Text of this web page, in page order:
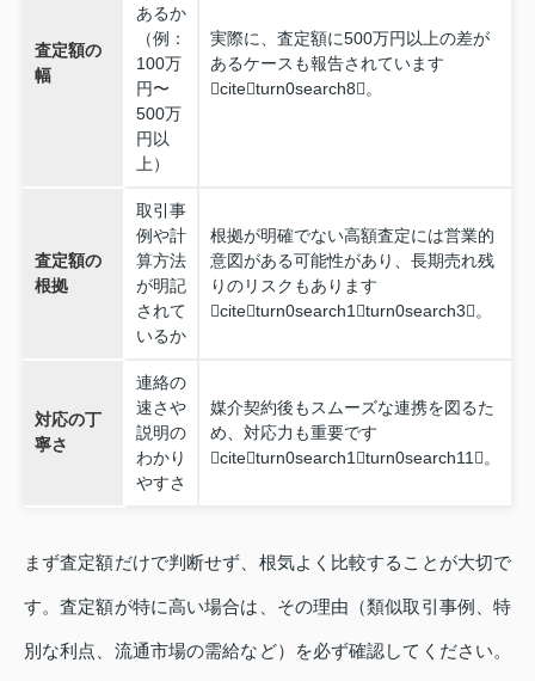
査定額の
幅
あるか
（例：
100万
円〜
500万
円以
上）
実際に、査定額に500万円以上の差が
あるケースも報告されています
citeturn0search8。
査定額の
根拠
取引事
例や計
算方法
が明記
されて
いるか
根拠が明確でない高額査定には営業的
意図がある可能性があり、長期売れ残
りのリスクもあります
citeturn0search1turn0search3。
対応の丁
寧さ
連絡の
速さや
説明の
わかり
やすさ
媒介契約後もスムーズな連携を図るた
め、対応力も重要です
citeturn0search1turn0search11。
まず査定額だけで判断せず、根気よく比較することが大切で
す。査定額が特に高い場合は、その理由（類似取引事例、特
別な利点、流通市場の需給など）を必ず確認してください。